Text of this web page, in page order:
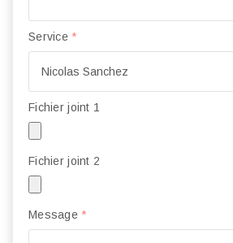
Service *
Fichier joint 1
Fichier joint 2
Message *